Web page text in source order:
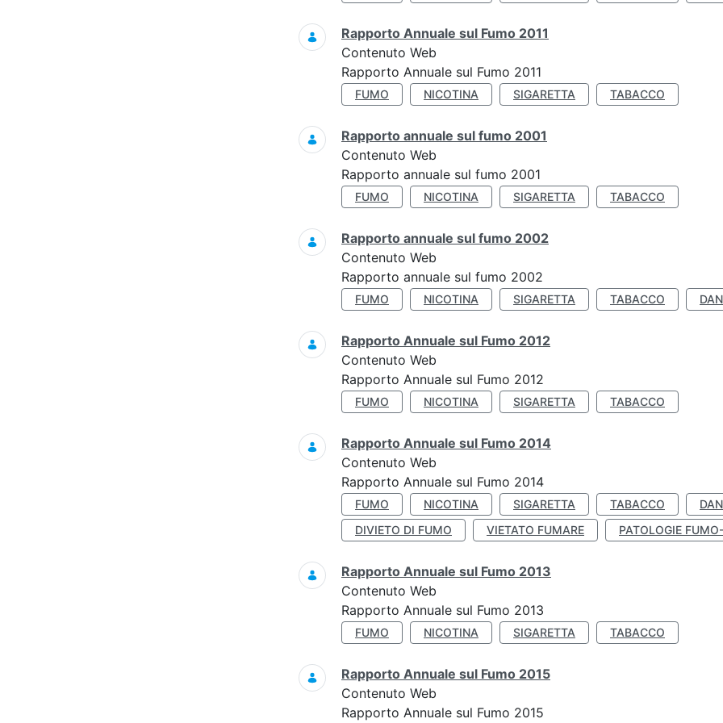
Rapporto Annuale sul Fumo 2011
Contenuto Web
Rapporto Annuale sul Fumo 2011
FUMO NICOTINA SIGARETTA TABACCO
Rapporto annuale sul fumo 2001
Contenuto Web
Rapporto annuale sul fumo 2001
FUMO NICOTINA SIGARETTA TABACCO
Rapporto annuale sul fumo 2002
Contenuto Web
Rapporto annuale sul fumo 2002
FUMO NICOTINA SIGARETTA TABACCO
Rapporto Annuale sul Fumo 2012
Contenuto Web
Rapporto Annuale sul Fumo 2012
FUMO NICOTINA SIGARETTA TABACCO
Rapporto Annuale sul Fumo 2014
Contenuto Web
Rapporto Annuale sul Fumo 2014
FUMO NICOTINA SIGARETTA TABACCO
DIVIETO DI FUMO
VIETATO FUMARE PATOLOGIE
Rapporto Annuale sul Fumo 2013
Contenuto Web
Rapporto Annuale sul Fumo 2013
FUMO NICOTINA SIGARETTA TABACCO
Rapporto Annuale sul Fumo 2015
Contenuto Web
Rapporto Annuale sul Fumo 2015